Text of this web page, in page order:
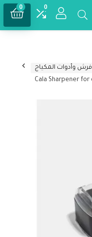
0
0
فرش وأدوات المكياج